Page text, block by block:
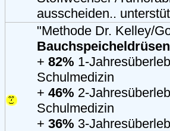
ausscheiden..
"Methode Dr. Kelley/
+ 82% 1-
Schulmedizin
+ 46% 2-
Schulmedizin
+ 36% 3-